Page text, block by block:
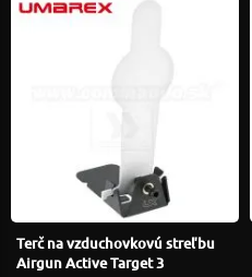
Terč na vzduchovkovú streľbu
Airgun Active Target 3